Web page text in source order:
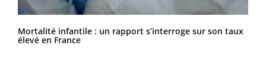
Mortalité infantile : un rapport s’interroge sur son taux
élevé en France